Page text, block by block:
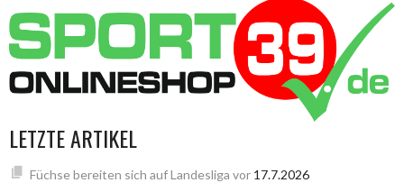
LETZTE ARTIKEL
Füchse bereiten sich auf Landesliga vor 17.7.2026